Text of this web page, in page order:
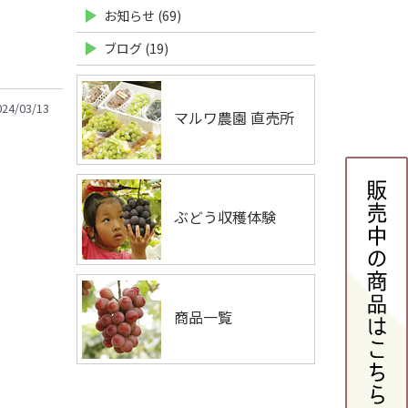
03/13
お知らせ (69)
ブログ (19)
マルワ農園 直売所
ぶどう収穫体験
商品一覧